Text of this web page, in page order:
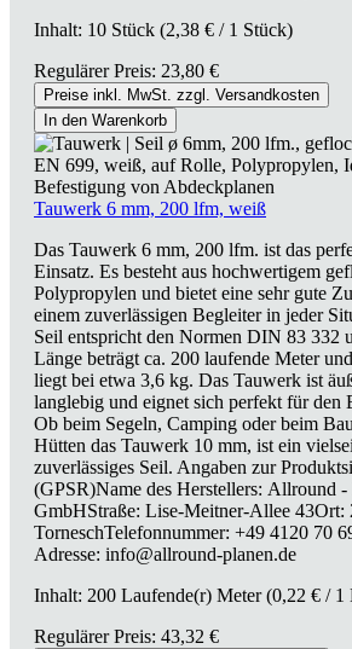
Inhalt: 10 Stück (2,38 € / 1 Stück)
Regulärer Preis: 23,80 €
Preise inkl. MwSt. zzgl. Versandkosten
In den Warenkorb
Tauwerk 6 mm, 200 lfm, weiß
Das Tauwerk 6 mm, 200 lfm. ist das
Einsatz. Es besteht aus hochwertigem
Polypropylen und bietet eine sehr gute
einem zuverlässigen Begleiter in jeder
Seil entspricht den Normen DIN 83 332
Länge beträgt ca. 200 laufende Meter
liegt bei etwa 3,6 kg. Das Tauwerk ist
langlebig und eignet sich perfekt für den
Ob beim Segeln, Camping oder beim
Hütten das Tauwerk 10 mm, ist ein
zuverlässiges Seil. Angaben zur
(GPSR)Name des Herstellers: Allround -
GmbHStraße: Lise-Meitner-Allee 43Ort:
TorneschTelefonnummer: +49 4120 70
Adresse: info@allround-planen.de
Inhalt: 200 Laufende(r) Meter(0,22 € / 1
Regulärer Preis: 43,32 €